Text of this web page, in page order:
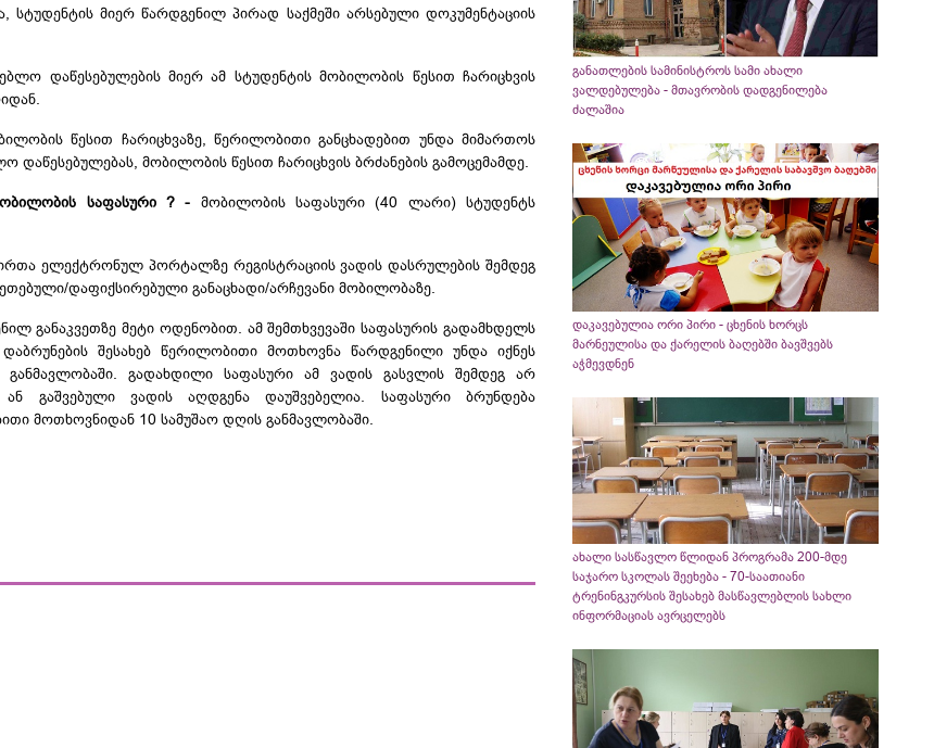
სტუდენტის მიერ წარდგენილ პირად საქმეში არსებული დოკუმენტაციის
დაწესებულების მიერ ამ სტუდენტის მობილობის წესით ჩარიცხვის
წესით ჩარიცხვაზე, წერილობითი განცხადებით უნდა მიმართოს
დაწესებულებას, მობილობის წესით ჩარიცხვის ბრძანების გამოცემამდე.
საფასური ? - მობილობის საფასური (40 ლარი) სტუდენტს
ელექტრონულ პორტალზე რეგისტრაციის ვადის დასრულების შემდეგ
დაფიქსირებული განაცხადი/არჩევანი მობილობაზე.
განაკვეთზე მეტი ოდენობით. ამ შემთხვევაში საფასურის გადამხდელს
შესახებ წერილობითი მოთხოვნა წარდგენილი უნდა იქნეს
გადახდილი საფასური ამ ვადის გასვლის შემდეგ არ
გაშვებული ვადის აღდგენა დაუშვებელია. საფასური ბრუნდება
მოთხოვნიდან 10 სამუშაო დღის განმავლობაში.
განათლების სამინისტროს სამი ახალი
ვალდებულება - მთავრობის დადგენილება
ძალაშია
დაკავებულია ორი პირი - ცხენის ხორცს
მარნეულისა და ქარელის ბაღებში ბავშვებს
აჭმევდნენ
ახალი სასწავლო წლიდან პროგრამა 200-მდე
საჯარო სკოლას შეეხება - 70-საათიანი
ტრენინგკურსის შესახებ მასწავლებლის სახლი
ინფორმაციას ავრცელებს